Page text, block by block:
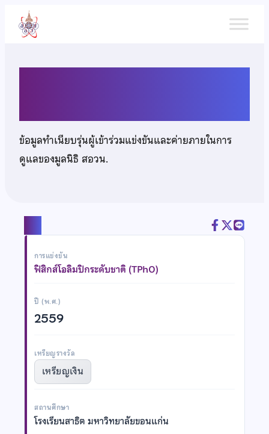
เนื้อหา
ข้อมูลทำเนียบรุ่นผู้เข้าร่วมแข่งขันและค่ายภายในการ
ดูแลของมูลนิธิ สอวน.
การแข่งขัน
ฟิสิกส์โอลิมปิกระดับชาติ (TPhO)
ปี (พ.ศ.)
2559
เหรียญรางวัล
เหรียญเงิน
สถานศึกษา
โรงเรียนสาธิต มหาวิทยาลัยขอนแก่น